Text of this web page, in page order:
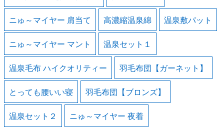
ニゅ～マイヤー 肩当て 高濃縮温泉綿 温泉敷パット
ニゅ～マイヤー マント 温泉セット１
温泉毛布 ハイクオリティー 羽毛布団【ガーネット】
とっても腰いい寝 羽毛布団【ブロンズ】
温泉セット２ ニゅ～マイヤー 夜着